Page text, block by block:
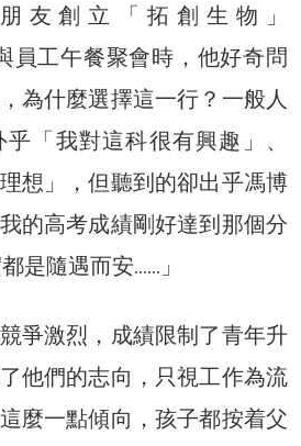
友創立「拓創生物」
員工午餐聚會時，他好奇問
為什麼選擇這一行？一般人
「我對這科很有興趣」、
想」，但聽到的卻出乎馮博
的高考成績剛好達到那個分
是隨遇而安……」
爭激烈，成績限制了青年升
他們的志向，只視工作為流
麼一點傾向，孩子都按着父